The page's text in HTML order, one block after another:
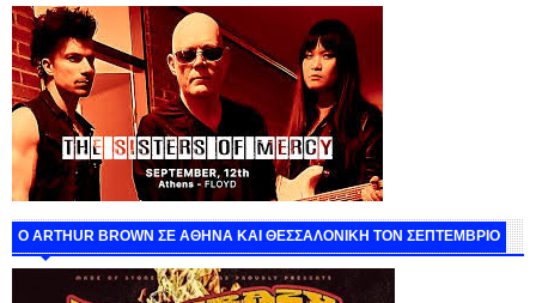
O ARTHUR BROWN ΣΕ ΑΘΗΝΑ ΚΑΙ ΘΕΣΣΑΛΟΝΙΚΗ ΤΟΝ ΣΕΠΤΕΜΒΡΙΟ